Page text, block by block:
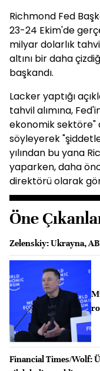
Richmond Fed
23-24 Ekim'de
milyar dolarlık
altını bir daha
başkandı.
Lacker yaptığı
tahvil alımına,
ekonomik sektöre"
söyleyerek
yılından bu yana
yaparken, daha
direktörü olarak
Öne
Zelenskiy: Ukrayna,
Financial Times/Wolf: